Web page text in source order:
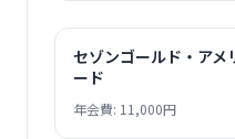
セゾンゴールド・アメ
ード
年会費: 11,000円